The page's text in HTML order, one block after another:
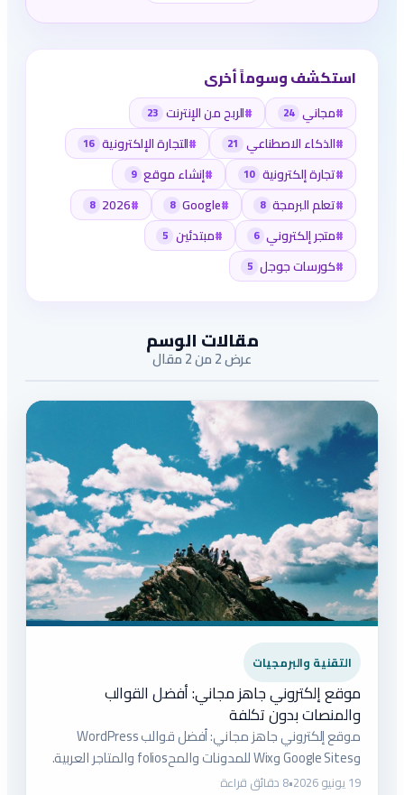
استكشف وسوماً أخرى
#مجاني 24
#الربح من الإنترنت 23
#الذكاء الاصطناعي 21
#التجارة الإلكترونية 16
#تجارة إلكترونية 10
#إنشاء موقع 9
#تعلم البرمجة 8
#
Google
8
#
2026
8
#متجر إلكتروني 6
#مبتدئين 5
#كورسات جوجل 5
مقالات الوسم
عرض 2 من 2 مقال
التقنية والبرمجيات
موقع إلكتروني جاهز مجاني: أفضل القوالب
والمنصات بدون تكلفة
موقع إلكتروني جاهز مجاني: أفضل قوالب WordPress
وGoogle Sites وWix للمدونات والمحfolios والمتاجر العربية.
19 يونيو 2026 •8 دقائق قراءة